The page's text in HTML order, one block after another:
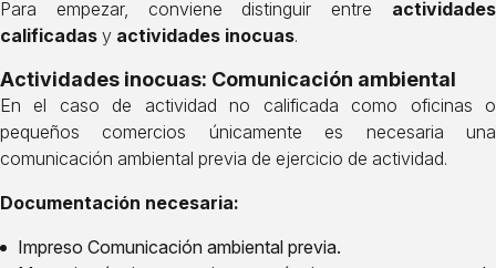
Para empezar, conviene distinguir entre actividades
calificadas y actividades inocuas.
Actividades inocuas: Comunicación ambiental
En el caso de actividad no calificada como oficinas o
pequeños comercios únicamente es necesaria una
comunicación ambiental previa de ejercicio de actividad.
Documentación necesaria:
Impreso Comunicación ambiental previa.